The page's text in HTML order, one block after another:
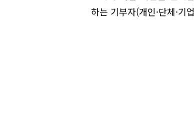
하는 기부자(개인·단체·